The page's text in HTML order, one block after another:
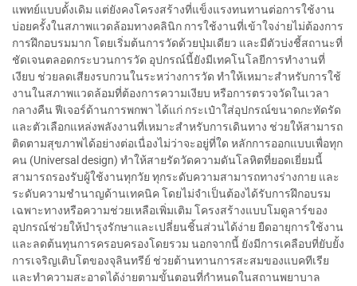
แพทย์แบบดั้งเดิม แต่ยังคงโครงสร้างที่แข็งแรงทนทานต่อการใช้งาน
บ่อยครั้งในสภาพแวดล้อมทางคลินิก การใช้งานที่เข้าใจง่ายไม่ต้องการ
การฝึกอบรมมาก โดยเริ่มต้นการวัดด้วยปุ่มเดียว และมีตัวบ่งชี้สถานะที่
ชัดเจนตลอดกระบวนการวัด อุปกรณ์นี้ยังมีเทคโนโลยีการทำงานที่
เงียบ ช่วยลดเสียงรบกวนในระหว่างการวัด ทำให้เหมาะสำหรับการใช้
งานในสภาพแวดล้อมที่ต้องการความเงียบ หรือการตรวจวัดในเวลา
กลางคืน ฟีเจอร์ด้านการพกพา ได้แก่ กระเป๋าใส่อุปกรณ์ขนาดกะทัดรัด
และตัวเลือกแหล่งพลังงานที่เหมาะสำหรับการเดินทาง ช่วยให้สามารถ
ติดตามสุขภาพได้อย่างต่อเนื่องไม่ว่าจะอยู่ที่ใด หลักการออกแบบเพื่อทุก
คน (Universal design) ทำให้สายรัดวัดความดันโลหิตที่ยอดเยี่ยมนี้
สามารถรองรับผู้ใช้งานทุกวัย ทุกระดับความสามารถทางร่างกาย และ
ระดับความชำนาญด้านเทคนิค โดยไม่จำเป็นต้องได้รับการฝึกอบรม
เฉพาะทางหรือความช่วยเหลือเพิ่มเติม โครงสร้างแบบโมดูลาร์ของ
อุปกรณ์ช่วยให้บำรุงรักษาและเปลี่ยนชิ้นส่วนได้ง่าย ยืดอายุการใช้งาน
และลดต้นทุนการครอบครองโดยรวม นอกจากนี้ ยังมีการเคลือบที่ยับยั้ง
การเจริญเติบโตของจุลินทรีย์ ช่วยต้านทานการสะสมของแบคทีเรีย
และทำความสะอาดได้ง่ายตามขั้นตอนที่กำหนดในสถานพยาบาล